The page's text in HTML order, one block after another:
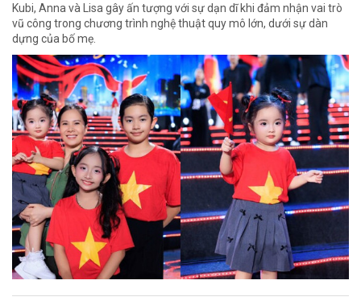
Kubi, Anna và Lisa gây ấn tượng với sự dạn dĩ khi đảm nhận vai trò
vũ công trong chương trình nghệ thuật quy mô lớn, dưới sự dàn
dựng của bố mẹ.